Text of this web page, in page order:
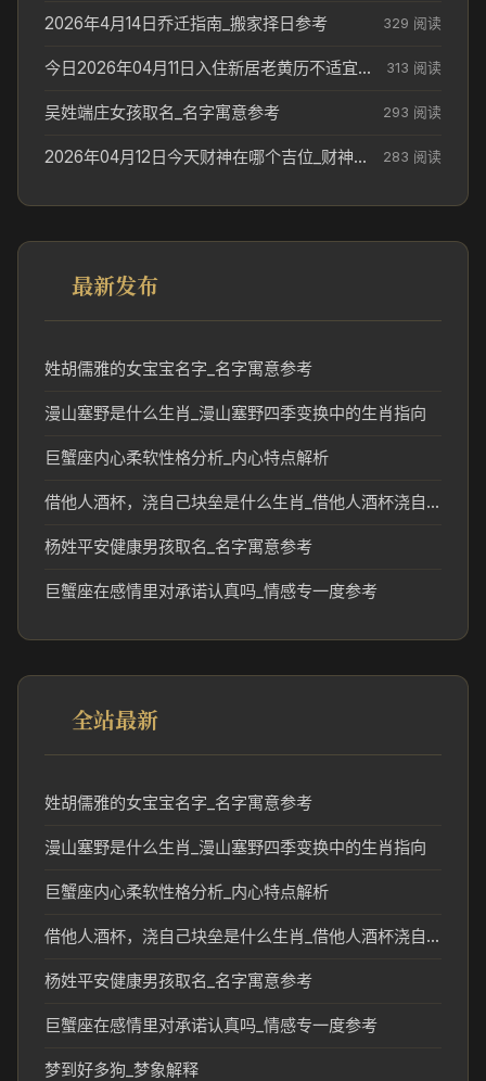
2026年4月14日乔迁指南_搬家择日参考 329 阅读
今日2026年04月11日入住新居老黄历不适宜吗_搬家择日参考 313 阅读
吴姓端庄女孩取名_名字寓意参考 293 阅读
2026年04月12日今天财神在哪个吉位_财神方位参考 283 阅读
最新发布
姓胡儒雅的女宝宝名字_名字寓意参考
漫山塞野是什么生肖_漫山塞野四季变换中的生肖指向
巨蟹座内心柔软性格分析_内心特点解析
借他人酒杯，浇自己块垒是什么生肖_借他人酒杯浇自己块垒暗示的生肖文化解读
杨姓平安健康男孩取名_名字寓意参考
巨蟹座在感情里对承诺认真吗_情感专一度参考
全站最新
姓胡儒雅的女宝宝名字_名字寓意参考
漫山塞野是什么生肖_漫山塞野四季变换中的生肖指向
巨蟹座内心柔软性格分析_内心特点解析
借他人酒杯，浇自己块垒是什么生肖_借他人酒杯浇自己块垒暗示的生肖文化解读
杨姓平安健康男孩取名_名字寓意参考
巨蟹座在感情里对承诺认真吗_情感专一度参考
梦到好多狗_梦象解释